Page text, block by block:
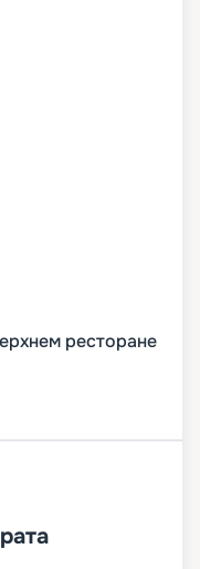
ресторане